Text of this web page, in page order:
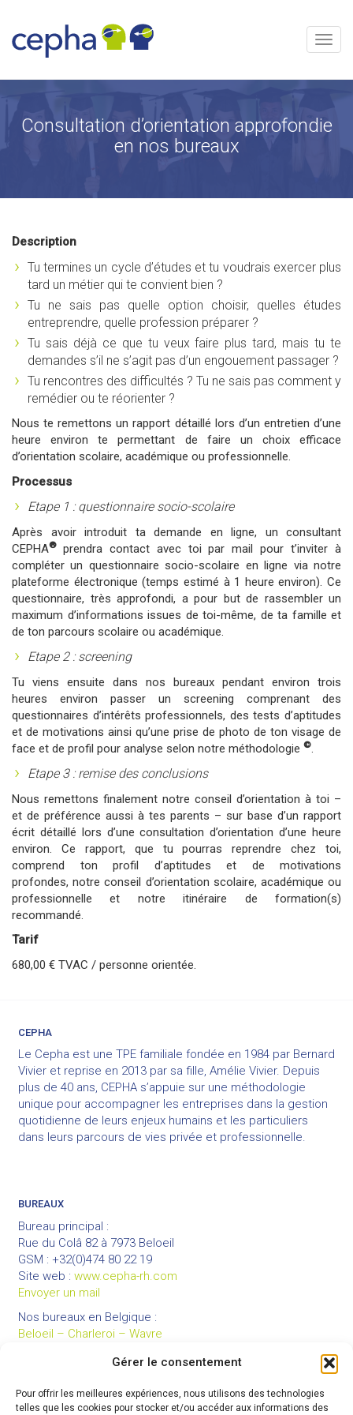
Gérer le consentement
Pour offrir les meilleures expériences, nous utilisons des technologies
telles que les cookies pour stocker et/ou accéder aux informations des
contenu
Menu
Consultation d’orientation approfondie
en nos bureaux
Description
Tu termines un cycle d’études et tu voudrais exercer plus
tard un métier qui te convient bien ?
Tu ne sais pas quelle option choisir, quelles études
entreprendre, quelle profession préparer ?
Tu sais déjà ce que tu veux faire plus tard, mais tu te
demandes s’il ne s’agit pas d’un engouement passager ?
Tu rencontres des difficultés ? Tu ne sais pas comment y
remédier ou te réorienter ?
Nous te remettons un rapport détaillé lors d’un entretien d’une
heure environ te permettant de faire un choix efficace
d’orientation scolaire, académique ou professionnelle.
Processus
Etape 1 : questionnaire socio-scolaire
Après avoir introduit ta demande en ligne, un consultant
CEPHA® prendra contact avec toi par mail pour t’inviter à
compléter un questionnaire socio-scolaire en ligne via notre
plateforme électronique (temps estimé à 1 heure environ). Ce
questionnaire, très approfondi, a pour but de rassembler un
maximum d’informations issues de toi-même, de ta famille et
de ton parcours scolaire ou académique.
Etape 2 : screening
Tu viens ensuite dans nos bureaux pendant environ trois
heures environ passer un screening comprenant des
questionnaires d’intérêts professionnels, des tests d’aptitudes
et de motivations ainsi qu’une prise de photo de ton visage de
face et de profil pour analyse selon notre méthodologie ©
Etape 3 : remise des conclusions
Nous remettons finalement notre conseil d’orientation à toi –
et de préférence aussi à tes parents – sur base d’un rapport
écrit détaillé lors d’une consultation d’orientation d’une heure
environ. Ce rapport, que tu pourras reprendre chez toi,
comprend ton profil d’aptitudes et de motivations
profondes, notre conseil d’orientation scolaire, académique ou
professionnelle et notre itinéraire de formation(s)
recommandé.
Tarif
680,00 € TVAC / personne orientée.
CEPHA
Le Cepha est une TPE familiale fondée en 1984 par Bernard
Vivier et reprise en 2013 par sa fille, Amélie Vivier. Depuis
plus de 40 ans, CEPHA s’appuie sur une méthodologie
unique pour accompagner les entreprises dans la gestion
quotidienne de leurs enjeux humains et les particuliers
dans leurs parcours de vies privée et professionnelle.
BUREAUX
Bureau principal :
Rue du Colâ 82 à 7973 Beloeil
GSM : +32(0)474 80 22 19
Site web : www.cepha-rh.com
Envoyer un mail
Nos bureaux en Belgique :
Beloeil – Charleroi – Wavre
LIENS UTILES